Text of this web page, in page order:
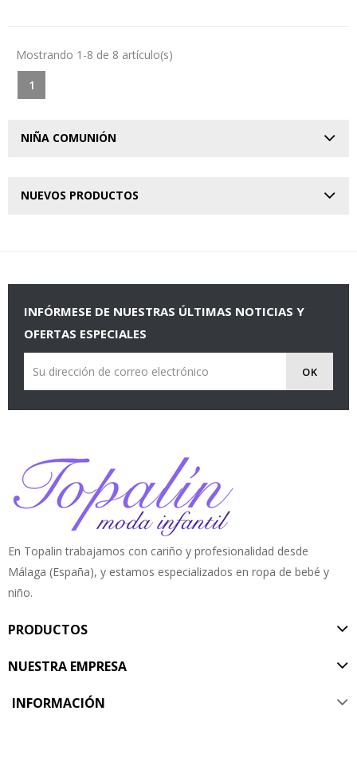
Mostrando 1-8 de 8 artículo(s)
1
NIÑA COMUNIÓN
NUEVOS PRODUCTOS
INFÓRMESE DE NUESTRAS ÚLTIMAS NOTICIAS Y
OFERTAS ESPECIALES
En Topalin trabajamos con cariño y profesionalidad desde
Málaga (España), y estamos especializados en ropa de bebé y
niño.
PRODUCTOS
NUESTRA EMPRESA
INFORMACIÓN